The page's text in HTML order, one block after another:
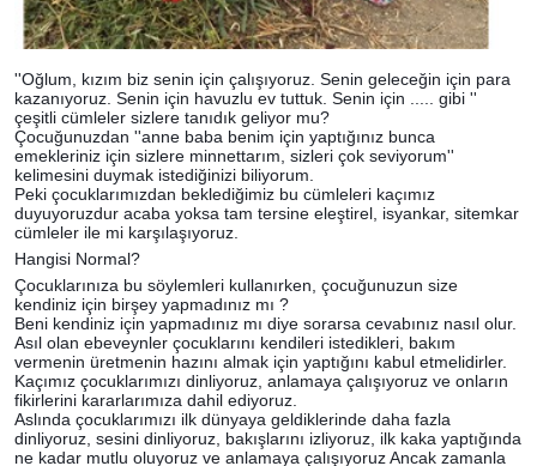
''Oğlum, kızım biz senin için çalışıyoruz. Senin geleceğin için para
kazanıyoruz. Senin için havuzlu ev tuttuk. Senin için ..... gibi ''
çeşitli cümleler sizlere tanıdık geliyor mu?
Çocuğunuzdan ''anne baba benim için yaptığınız bunca
emekleriniz için sizlere minnettarım, sizleri çok seviyorum''
kelimesini duymak istediğinizi biliyorum.
Peki çocuklarımızdan beklediğimiz bu cümleleri kaçımız
duyuyoruzdur acaba yoksa tam tersine eleştirel, isyankar, sitemkar
cümleler ile mi karşılaşıyoruz.
Hangisi Normal?
Çocuklarınıza bu söylemleri kullanırken, çocuğunuzun size
kendiniz için birşey yapmadınız mı ?
Beni kendiniz için yapmadınız mı diye sorarsa cevabınız nasıl olur.
Asıl olan ebeveynler çocuklarını kendileri istedikleri, bakım
vermenin üretmenin hazını almak için yaptığını kabul etmelidirler.
Kaçımız çocuklarımızı dinliyoruz, anlamaya çalışıyoruz ve onların
fikirlerini kararlarımıza dahil ediyoruz.
Aslında çocuklarımızı ilk dünyaya geldiklerinde daha fazla
dinliyoruz, sesini dinliyoruz, bakışlarını izliyoruz, ilk kaka yaptığında
ne kadar mutlu oluyoruz ve anlamaya çalışıyoruz Ancak zamanla